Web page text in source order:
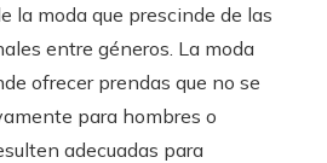
la moda que prescinde de las
entre géneros. La moda
ofrecer prendas que no se
para hombres o
adecuadas para